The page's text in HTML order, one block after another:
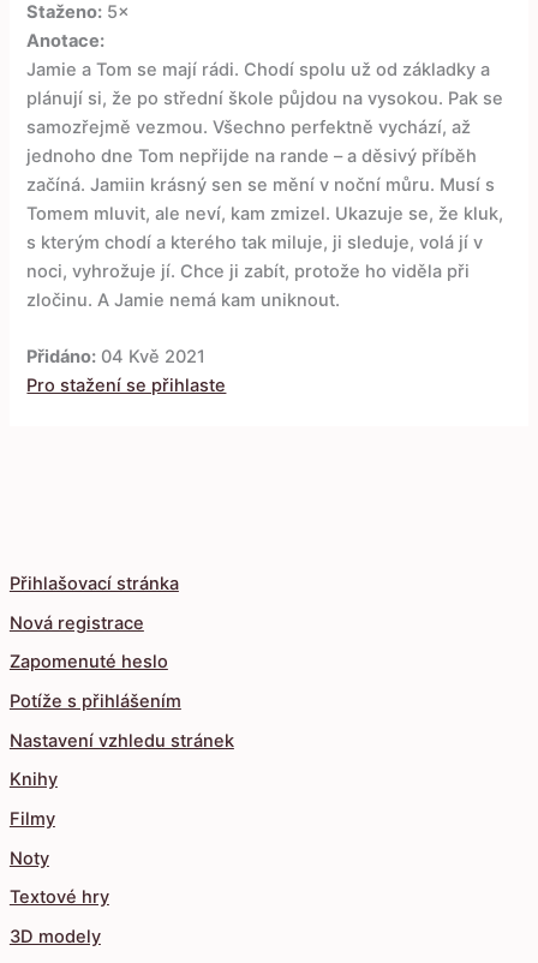
Přihlašovací stránka
Nová registrace
Zapomenuté heslo
Potíže s přihlášením
Nastavení vzhledu stránek
Knihy
Filmy
Noty
Textové hry
3D modely
Staženo: 5×
Anotace:
Jamie a Tom se mají rádi. Chodí spolu už od základky a
plánují si, že po střední škole půjdou na vysokou. Pak se
samozřejmě vezmou. Všechno perfektně vychází, až
jednoho dne Tom nepřijde na rande – a děsivý příběh
začíná. Jamiin krásný sen se mění v noční můru. Musí s
Tomem mluvit, ale neví, kam zmizel. Ukazuje se, že kluk,
s kterým chodí a kterého tak miluje, ji sleduje, volá jí v
noci, vyhrožuje jí. Chce ji zabít, protože ho viděla při
zločinu. A Jamie nemá kam uniknout.
Přidáno: 04 Kvě 2021
Pro stažení se přihlaste